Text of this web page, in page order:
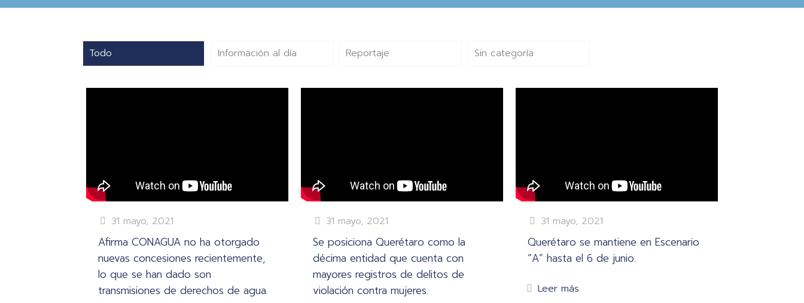
Todo Información al día Reportaje Sin categoría
31 mayo, 2021
Afirma CONAGUA no ha otorgado
nuevas concesiones recientemente,
lo que se han dado son
transmisiones de derechos de agua.
31 mayo, 2021
Se posiciona Querétaro como la
décima entidad que cuenta con
mayores registros de delitos de
violación contra mujeres.
31 mayo, 2021
Querétaro se mantiene en Escenario
“A” hasta el 6 de junio.
Leer más